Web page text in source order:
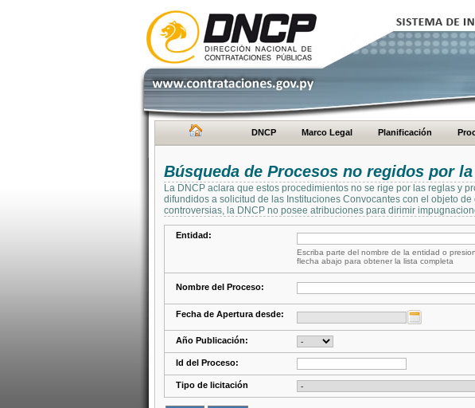
DNCP Marco Legal Planificación
Búsqueda de Procesos no regidos por la
La DNCP aclara que estos procedimientos no se rige por las reglas y
difundidos a solicitud de las Instituciones Convocantes con el objeto
controversias, la DNCP no posee atribuciones para dirimir
Entidad:
Escriba parte del nombre de la entidad o
flecha abajo para obtener la lista completa
Nombre del Proceso:
Fecha de Apertura desde:
Año Publicación:
Id del Proceso:
Tipo de licitación